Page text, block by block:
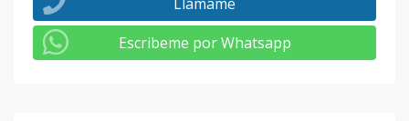
Llámame
Escribeme por Whatsapp